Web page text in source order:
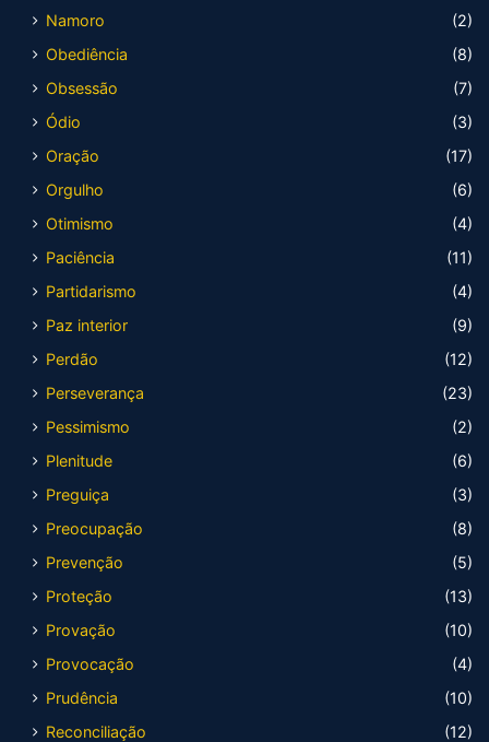
Namoro
(2)
Obediência
(8)
Obsessão
(7)
Ódio
(3)
Oração
(17)
Orgulho
(6)
Otimismo
(4)
Paciência
(11)
Partidarismo
(4)
Paz interior
(9)
Perdão
(12)
Perseverança
(23)
Pessimismo
(2)
Plenitude
(6)
Preguiça
(3)
Preocupação
(8)
Prevenção
(5)
Proteção
(13)
Provação
(10)
Provocação
(4)
Prudência
(10)
Reconciliação
(12)